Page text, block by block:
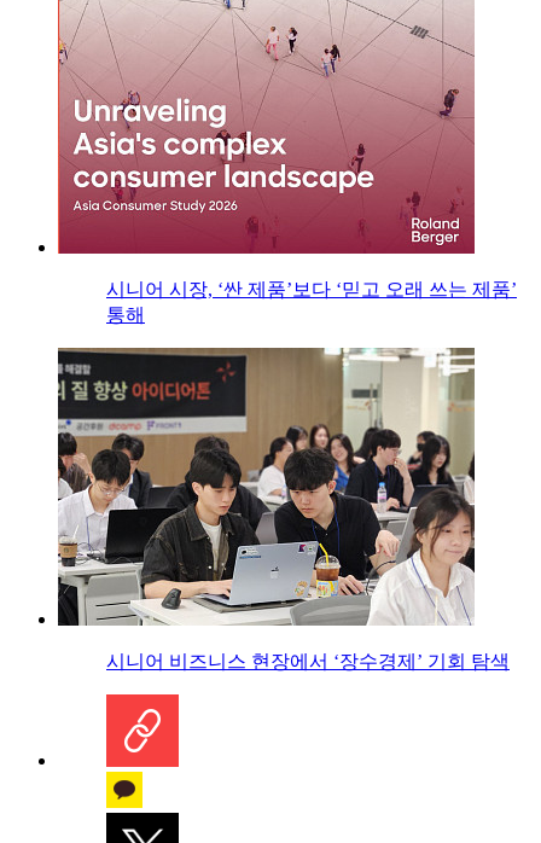
시니어 시장, ‘싼 제품’보다 ‘믿고 오래 쓰는 제품’
통해
시니어 비즈니스 현장에서 ‘장수경제’ 기회 탐색